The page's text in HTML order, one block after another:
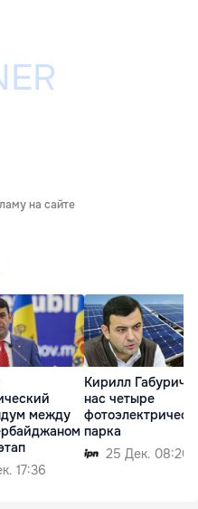
на сайте
между
17:36
Кирилл Габурич:
нас четыре
парка
25 Дек. 08:20